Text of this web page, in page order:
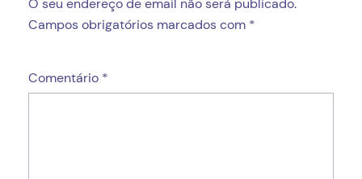
Campos obrigatórios marcados com *
Comentário *